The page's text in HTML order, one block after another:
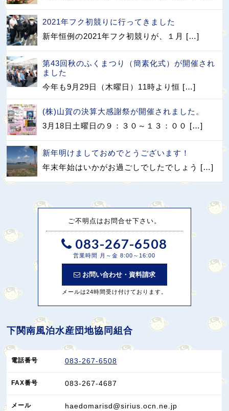
2021年フク初競りに行ってきました
新年恒例の2021年フク初競りが、１月 […]
第43回秋のふくまつり（簡素化式）が開催され
ました
今年も9月29日（木曜日）11時より恒 […]
(株)山賀の決算大感謝祭が開催されました。
3月18日土曜日の９：３０～１３：００ […]
新年明けましておめでとうございます！
年末年始はいかがお過ごしでしたでしょう […]
ご不明点はお問合せ下さい。
083-267-6508
営業時間 月～金 8:00～16:00
お問い合わせ・資料請求
メールは24時間受け付けております。
下関南風泊水産団地協同組合
電話番号 083-267-6508
FAX番号 083-267-4687
メール
haedomarisd@sirius.ocn.ne.jp